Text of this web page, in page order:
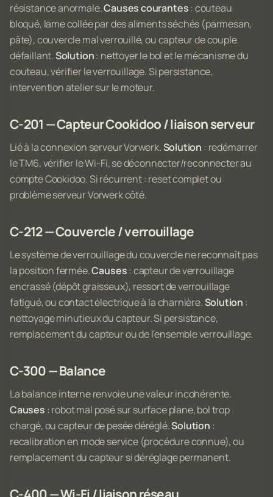
résistance anormale.Causes courantes: couteau
bloqué, lame collée par des aliments séchés (parmesan,
pâte), couvercle mal verrouillé, ou capteur de couple
défaillant.Solution: nettoyer le bol et le mécanisme du
couteau, vérifier le verrouillage. Si persistance,
intervention atelier sur le moteur.
C-201 — Capteur Cookidoo / liaison serveur
Lié à la connexion serveur Vorwerk.Solution : redémarrer
le TM6, vérifier le Wi-Fi, se déconnecter/reconnecter au
compte Cookidoo. Si récurrent : reset complet ou
problème serveur Vorwerk côté.
C-212 — Couvercle / verrouillage
Le système de verrouillage du couvercle ne reconnaît pas
la position fermée.Causes: capteur de verrouillage
encrassé (dépôt graisseux), ressort de verrouillage
fatigué, ou contact électrique à la charnière.Solution :
nettoyage minutieux du capteur. Si persistance,
remplacement du capteur ou de l'ensemble verrouillage.
C-300 — Balance
La balance interne renvoie une valeur incohérente.
Causes : robot mal posé sur surface plane, bol trop
chargé, ou capteur de pesée déréglé.Solution :
recalibration en mode service (procédure connue), ou
remplacement du capteur si déréglage permanent.